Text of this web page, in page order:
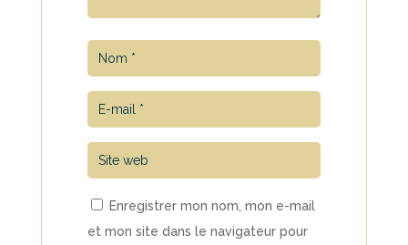
Enregistrer mon nom, mon e-mail
et mon site dans le navigateur pour